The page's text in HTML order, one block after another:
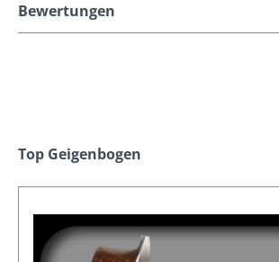
Bewertungen
Produktgalerie überspringen
Top Geigenbogen